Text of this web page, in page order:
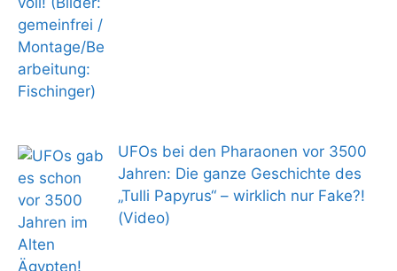
UFOs bei den Pharaonen vor 3500
Jahren: Die ganze Geschichte des
„Tulli Papyrus“ – wirklich nur Fake?!
(Video)